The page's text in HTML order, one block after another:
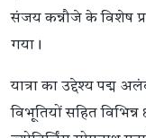
संजय कन्नौजे के विशेष
गया।
यात्रा का उद्देश्य पद्म
विभूतियों सहित विभिन्न